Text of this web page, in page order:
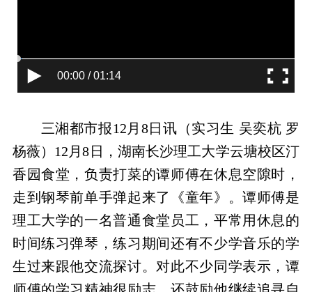
00:00 / 01:14
三湘都市报12月8日讯（实习生 吴奕杭 罗
杨薇）12月8日，湖南长沙理工大学云塘校区汀
香园食堂，负责打菜的谭师傅在休息空隙时，
走到钢琴前单手弹起来了《童年》。谭师傅是
理工大学的一名普通食堂员工，平常用休息的
时间练习弹琴，练习期间还有不少学音乐的学
生过来跟他交流探讨。对此不少同学表示，谭